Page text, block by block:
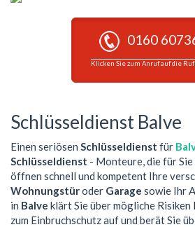
0160
Klicken Sie zum Anruf auf die
Schlüsseldienst Balve
Einen seriösen Schlüsseldienst für
Schlüsseldienst - Monteure, die für Sie
öffnen schnell und kompetent Ihre
Wohnungstüroder Garage sowie Ihr
in Balve klärt Sie über mögliche
zum Einbruchschutz auf und berät Sie